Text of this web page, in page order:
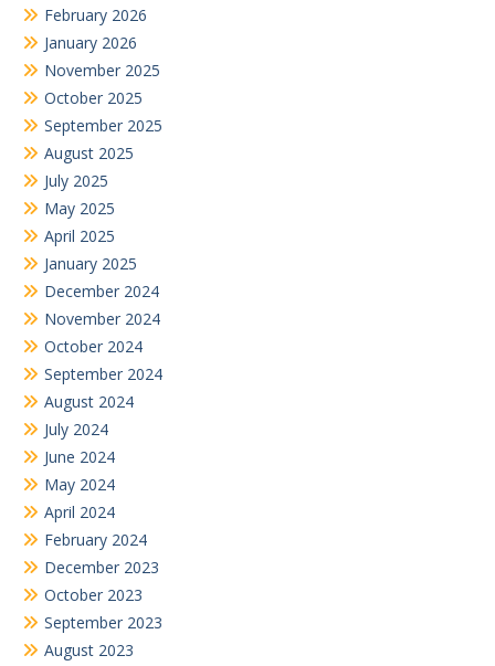
February 2026
January 2026
November 2025
October 2025
September 2025
August 2025
July 2025
May 2025
April 2025
January 2025
December 2024
November 2024
October 2024
September 2024
August 2024
July 2024
June 2024
May 2024
April 2024
February 2024
December 2023
October 2023
September 2023
August 2023